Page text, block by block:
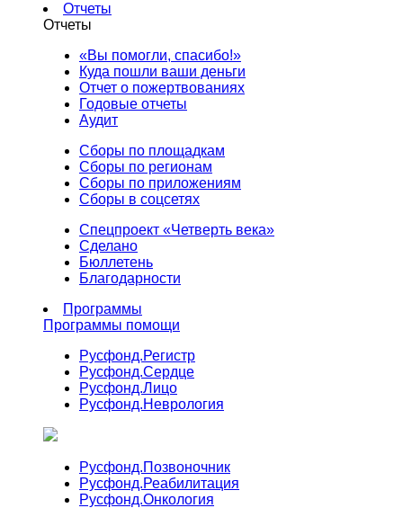
Отчеты
Отчеты
«Вы помогли, спасибо!»
Куда пошли ваши деньги
Отчет о пожертвованиях
Годовые отчеты
Аудит
Сборы по площадкам
Сборы по регионам
Сборы по приложениям
Сборы в соцсетях
Спецпроект «Четверть века»
Сделано
Бюллетень
Благодарности
Программы
Программы помощи
Русфонд.Регистр
Русфонд.Сердце
Русфонд.Лицо
Русфонд.Неврология
Русфонд.Позвоночник
Русфонд.Реабилитация
Русфонд.Онкология